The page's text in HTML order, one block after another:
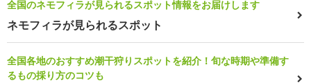
全国のネモフィラが見られるスポット情報をお届けします
ネモフィラが見られるスポット
全国各地のおすすめ潮干狩りスポットを紹介！旬な時期や準備す
るもの採り方のコツも